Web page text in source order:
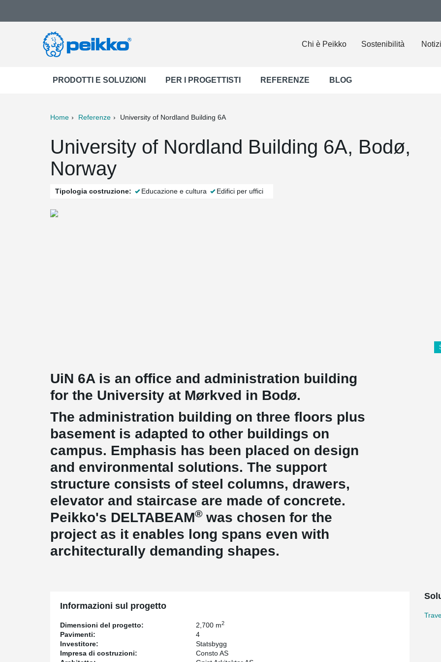
Chi è Peikko Sostenibilità
PRODOTTI E SOLUZIONI PER I PROGETTISTI REFERENZE BLOG
Home Referenze University of Nordland Building 6A
University of Nordland Building 6A, Bodø,
Norway
Tipologia costruzione: Educazione e cultura Edifici per uffici
UiN 6A is an office and administration building
for the University at Mørkved in Bodø.
The administration building on three floors plus
basement is adapted to other buildings on
campus. Emphasis has been placed on design
and environmental solutions. The support
structure consists of steel columns, drawers,
elevator and staircase are made of concrete.
Peikko's DELTABEAM® was chosen for the
project as it enables long spans even with
architecturally demanding shapes.
Informazioni sul progetto
Dimensioni del progetto: 2,700 m2
Pavimenti:
4
Investitore:
Statsbygg
Impresa di costruzioni:
Consto AS